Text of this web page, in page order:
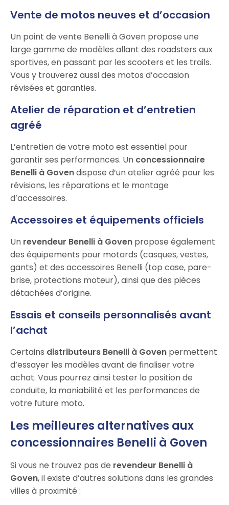
Vente de motos neuves et d’occasion
Un point de vente Benelli à Goven propose une
large gamme de modèles allant des roadsters aux
sportives, en passant par les scooters et les trails.
Vous y trouverez aussi des motos d’occasion
révisées et garanties.
Atelier de réparation et d’entretien
agréé
L’entretien de votre moto est essentiel pour
garantir ses performances. Un concessionnaire
Benelli à Govendispose d’un atelier agréé pour les
révisions, les réparations et le montage
d’accessoires.
Accessoires et équipements officiels
Un revendeur Benelli à Goven propose également
des équipements pour motards (casques, vestes,
gants) et des accessoires Benelli (top case, pare-
brise, protections moteur), ainsi que des pièces
détachées d’origine.
Essais et conseils personnalisés avant
l’achat
Certains distributeurs Benelli à Goven permettent
d’essayer les modèles avant de finaliser votre
achat. Vous pourrez ainsi tester la position de
conduite, la maniabilité et les performances de
votre future moto.
Les meilleures alternatives aux
concessionnaires Benelli à Goven
Si vous ne trouvez pas de revendeur Benelli à
Goven, il existe d’autres solutions dans les grandes
villes à proximité :